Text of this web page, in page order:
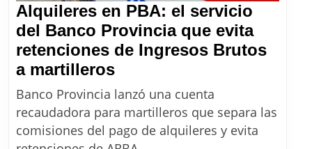
Alquileres en PBA: el servicio
del Banco Provincia que evita
retenciones de Ingresos Brutos
a martillerosAlquileres
en
PBA:
el
Banco Provincia lanzó una cuenta
recaudadora para martilleros que separa las
comisiones del pago de alquileres y evita